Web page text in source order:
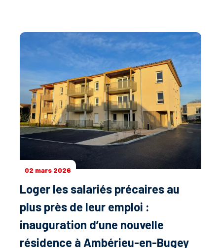
02 mars 2026
Loger les salariés précaires au
plus près de leur emploi :
inauguration d’une nouvelle
résidence à Ambérieu-en-Bugey